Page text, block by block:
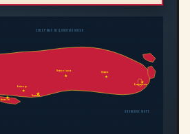
Ташкент
Алма-Ата
Байконур
Новосибирск Иркутск
Владивосток
СЕВЕРНЫЙ ЛЕДОВИТЫЙ ОКЕАН
ЯПОНСКОЕ МОРЕ